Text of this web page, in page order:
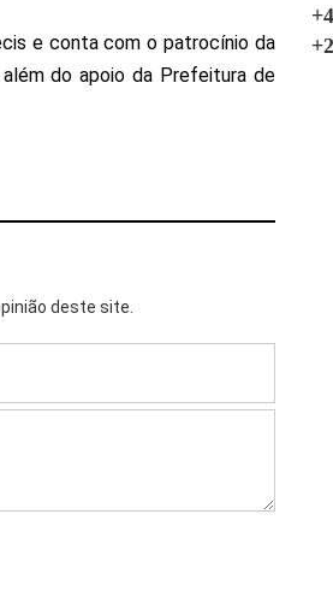
e conta com o patrocínio da
do apoio da Prefeitura de
deste site.
+
+